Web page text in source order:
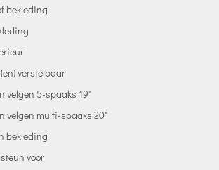
bekleding
verstelbaar
velgen 5-spaaks 19"
velgen multi-spaaks 20"
bekleding
voor